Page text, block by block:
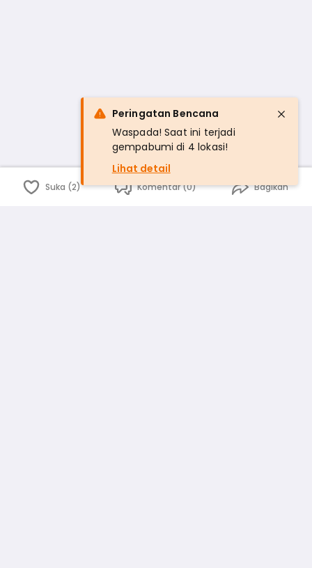
Suka (2) Komentar (0) Bagikan
Peringatan Bencana
Waspada! Saat ini terjadi
gempabumi di 4 lokasi!
Lihat detail